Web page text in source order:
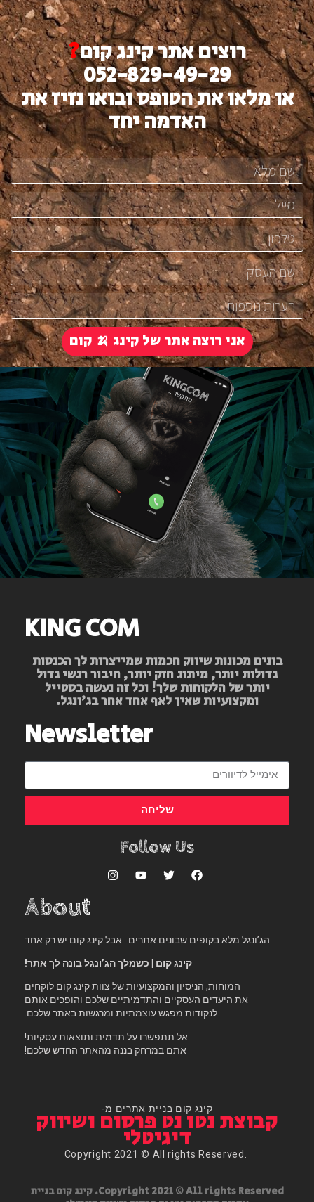
רוצים אתר קינג קום?
052-829-49-29
או מלאו את הטופס ובואו נזיז את
האדמה יחד
אני רוצה אתר של קינג 🍌 קום
KING COM
בונים מכונות שיווק חכמות שמייצרות לך הכנסות
גדולות יותר, מיתוג חזק יותר, חיבור רגשי גדול
יותר של הלקוחות שלך! וכל זה נעשה בסטייל
ומקצועיות שאין לאף אחד אחר בג’ונגל.
Newsletter
שליחה
Follow Us
About
הג’ונגל מלא בקופים שבונים אתרים ..אבל קינג קום יש רק אחד
קינג קום | כשמלך הג’ונגל בונה לך אתר!
המוחות, הניסיון והמקצועיות של צוות קינג קום לוקחים
את היעדים העסקיים והתדמיתיים שלכם והופכים אותם
לנקודות מפגש עוצמתיות ומרגשות באתר שלכם.
אל תתפשרו על תדמית ותוצאות עסקיות!
אתם במרחק בננה מהאתר החדש שלכם!
-קינג קום בניית אתרים מ
קבוצת נטו נט פרסום ושיווק
דיגיטלי
Copyright 2021 © All rights Reserved.
Copyright 2021 © All rights Reserved. קינג קום בניית